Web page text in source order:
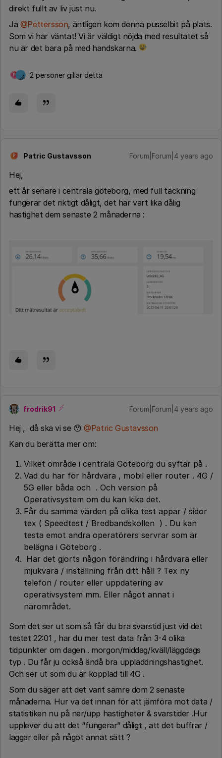
direkt fullt av liv just nu.
Ja @Pettersson, äntligen kom denna pusselbit på plats.
Som vi har väntat! Vi är väldigt nöjda med resultatet så
nu är det bara på med handskarna.
P 2 personer gillar detta
P Patric Gustavsson Forum|Forum|4 years ago
Hej,
ett år senare i centrala göteborg, med full täckning
fungerar det riktigt dåligt, det har vart lika dålig
hastighet dem senaste 2 månaderna :
frodrik91 Forum|Forum|4 years ago
Hej , då ska vi se 😯@Patric Gustavsson
Kan du berätta mer om:
Vilket område i centrala Göteborg du syftar på .
Vad du har för hårdvara , mobil eller router . 4G /
5G eller båda och . Och version på
Operativsystem om du kan kika det.
Får du samma värden på olika test appar / sidor
tex ( Speedtest / Bredbandskollen ) . Du kan
testa emot andra operatörers servrar som är
belägna i Göteborg .
Har det gjorts någon förändring i hårdvara eller
mjukvara / inställning från ditt håll ? Tex ny
telefon / router eller uppdatering av
operativsystem mm. Eller något annat i
närområdet.
Som det ser ut som så får du bra svarstid just vid det
testet 22:01 , har du mer test data från 3-4 olika
tidpunkter om dagen . morgon/middag/kväll/läggdags
typ . Du får ju också ändå bra uppladdningshastighet.
Och ser ut som du är kopplad till 4G .
Som du säger att det varit sämre dom 2 senaste
månaderna. Hur va det innan för att jämföra mot data /
statistiken nu på ner/upp hastigheter & svarstider .Hur
upplever du att det “fungerar” dåligt , att det buffrar /
laggar eller på något annat sätt ?